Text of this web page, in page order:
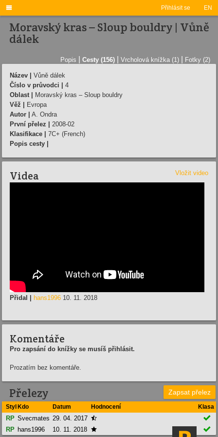
Přihlásit se EN

Moravský kras – Sloup bouldry | Vůně
dálek
Popis Cesty (156) Vrcholová knížka (1) Fotky (2)
Název |
Vůně dálek
Číslo v průvodci |
4
Oblast |
Moravský kras – Sloup bouldry
Věž |
Evropa
Autor |
A. Ondra
První přelez |
2008-02
Klasifikace |
7C+ (French)
Popis cesty |
Videa Vložit video
Přidal | hans1996 10. 11. 2018
Komentáře
Pro zapsání do knížky se musíš přihlásit.
Prozatím bez komentáře.
Přelezy Zapsat přelez
StylKdo Datum Hodnocení Klasa
RP Svecmates 29. 04. 2017 

RP hans1996 10. 11. 2018  